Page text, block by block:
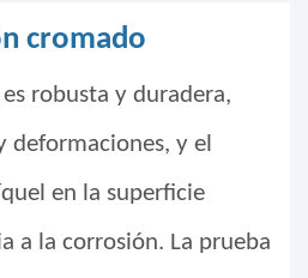
cromado
robusta y duradera,
deformaciones, y el
en la superficie
a la corrosión. La prueba